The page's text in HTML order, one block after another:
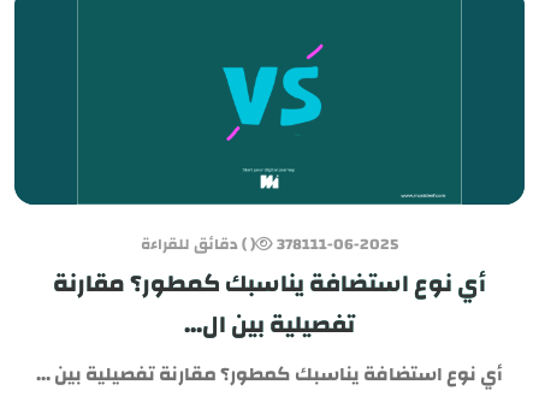
11-06-2025
3781 ( ) دقائق للقراءة
أي نوع استضافة يناسبك كمطور؟ مقارنة
تفصيلية بين ال...
أي نوع استضافة يناسبك كمطور؟ مقارنة تفصيلية بين ...